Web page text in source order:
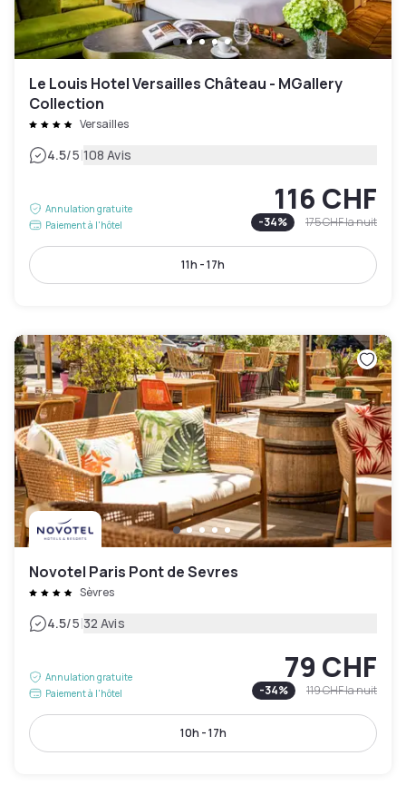
Le Louis Hotel Versailles Château - MGallery
Collection
Versailles
4.5/5|108 Avis
Annulation gratuite
Paiement à l'hôtel
116 CHF
-34% 175 CHFla nuit
11h - 17h
Novotel Paris Pont de Sevres
Sèvres
4.5/5|32 Avis
Annulation gratuite
Paiement à l'hôtel
79 CHF
-34% 119 CHFla nuit
10h - 17h